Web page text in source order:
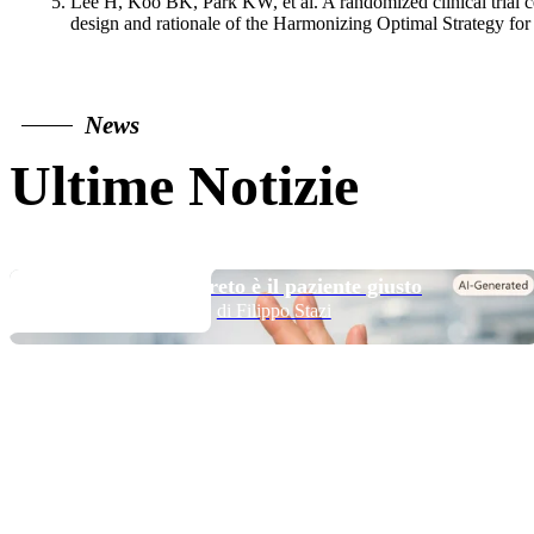
design and rationale of the Harmonizing Optimal Strategy
News
Ultime Notizie
Long DAPT…? Il segreto è il paziente giusto
di Filippo Stazi